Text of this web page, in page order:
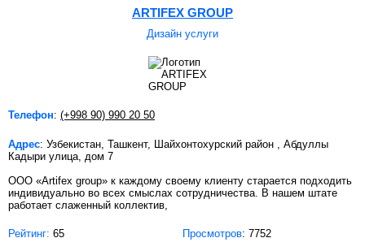
ARTIFEX GROUP
Дизайн услуги
Телефон: (+998 90) 990 20 50
Адрес: Узбекистан, Ташкент, Шайхонтохурский район , Абдуллы
Кадыри улица, дом 7
ООО «Artifex group» к каждому своему клиенту старается подходить
индивидуально во всех смыслах сотрудничества. В нашем штате
работает слаженный коллектив,
Рейтинг: 65 Просмотров: 7752